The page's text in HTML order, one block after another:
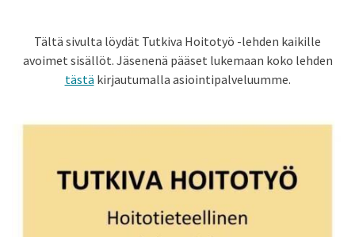
Tältä sivulta löydät Tutkiva Hoitotyö -lehden kaikille
avoimet sisällöt. Jäsenenä pääset lukemaan koko lehden
tästä kirjautumalla asiointipalveluumme.